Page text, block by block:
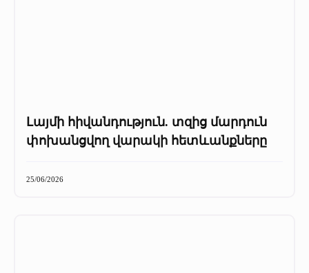
Լայմի հիվանդություն. տզից մարդուն
փոխանցվող վարակի հետևանքները
25/06/2026